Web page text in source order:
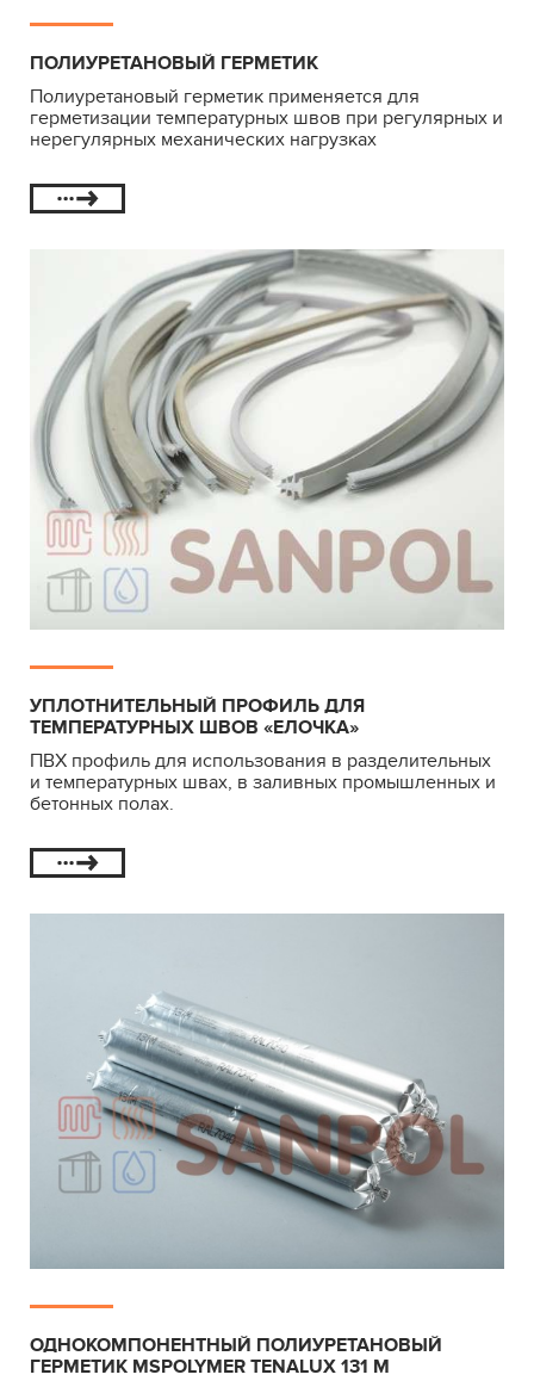
ПОЛИУРЕТАНОВЫЙ ГЕРМЕТИК
Полиуретановый герметик применяется для
герметизации температурных швов при регулярных и
нерегулярных механических нагрузках
УПЛОТНИТЕЛЬНЫЙ ПРОФИЛЬ ДЛЯ
ТЕМПЕРАТУРНЫХ ШВОВ «ЕЛОЧКА»
ПВХ профиль для использования в разделительных
и температурных швах, в заливных промышленных и
бетонных полах.
ОДНОКОМПОНЕНТНЫЙ ПОЛИУРЕТАНОВЫЙ
ГЕРМЕТИК MSPOLYMER TENALUX 131 М